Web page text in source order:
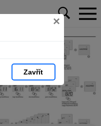
×
Zavřít